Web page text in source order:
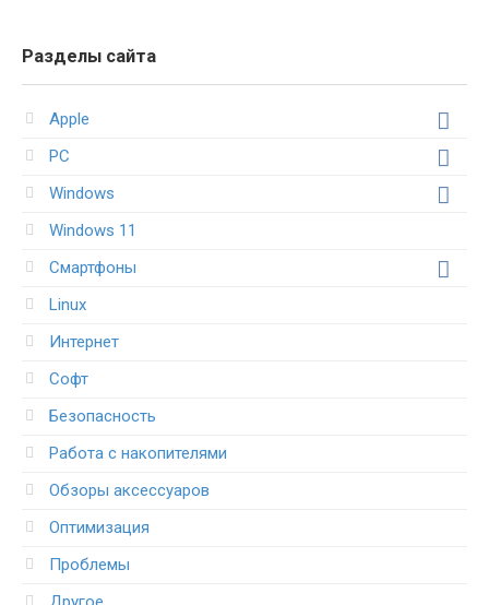
Разделы сайта
Apple
PC
Windows
Windows 11
Смартфоны
Linux
Интернет
Софт
Безопасность
Работа с накопителями
Обзоры аксессуаров
Оптимизация
Проблемы